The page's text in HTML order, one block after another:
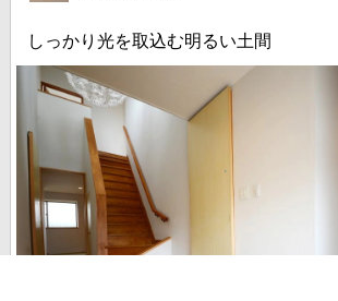
しっかり光を取込む明るい土間